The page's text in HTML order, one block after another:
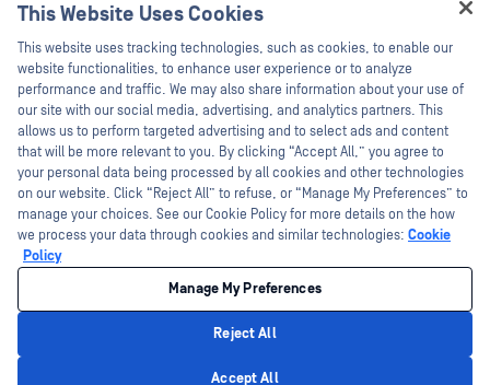
وثائق تقنية
دورات تدريبية
برنامج الثغرات الأمنية
الشركاء
شهادات
شركاء التكنولوجيا
برنامج شركاء القنوات
ندوات عبر الإنترنت
أوراق البيانات
مستندات تقنية
أدوات مجانية
©2026 OPSWAT . جميع الحقوق محفوظة. OPSWAT و MetaDefender و Metascan و
MetaAccess OPSWAT و Trust no File. Trust No Device. و OPSWAT و Protecting the
OPSWAT العلامات التجارية الخاصة بالجهات الخارجية هي ملك لأصحابها المعنيين.
إدارة تفضيلات ملفات تعريف الارتباط
This Website Uses Cookies
This website uses tracking technologies, such as cookies, to enable our
website functionalities, to enhance user experience or to analyze
performance and traffic. We may also share information about your use of
our site with our social media, advertising, and analytics partners. This
allows us to perform targeted advertising and to select ads and content
that will be more relevant to you. By clicking “Accept All,” you agree to
your personal data being processed by all cookies and other technologies
on our website. Click “Reject All” to refuse, or “Manage My Preferences” to
manage your choices. See our Cookie Policy for more details on the how
we process your data through cookies and similar technologies: Cookie
Policy
Manage My Preferences
Reject All
Accept All
Hey there!
I'm Ozzy, your OPSWAT virtual assistant.
How can I help you secure what's critical
today?